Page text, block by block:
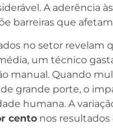
A aderência
barreiras que
no setor revelam
um técnico
manual. Quando
grande porte, o
humana. A
centonos resultados